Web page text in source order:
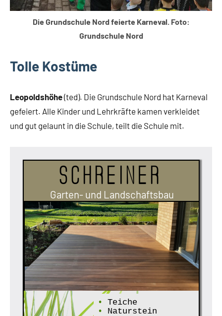
Die Grundschule Nord feierte Karneval. Foto:
Grundschule Nord
Tolle Kostüme
Leopoldshöhe(ted). Die Grundschule Nord hat Karneval
gefeiert. Alle Kinder und Lehrkräfte kamen verkleidet
und gut gelaunt in die Schule, teilt die Schule mit.
Schreiner
Garten- und Landschaftsbau
•
Teiche
•
Naturstein